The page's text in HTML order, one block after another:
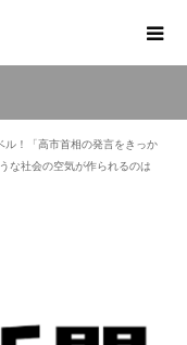
ル！「高市首相の発言をきっか
な社会の空気が作られるのは